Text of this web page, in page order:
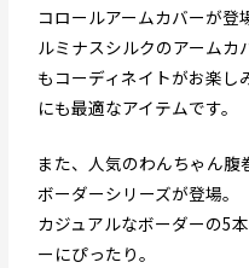
コロールアームカバーが登
ルミナスシルクのアームカ
もコーディネイトがお楽し
にも最適なアイテムです。
また、人気のわんちゃん
ボーダーシリーズが登場。
カジュアルなボーダーの5
ーにぴったり。